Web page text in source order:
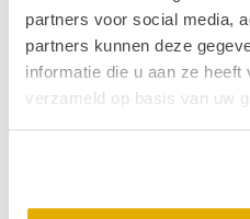
partners voor social media,
partners kunnen deze
informatie die u aan ze
verzameld op basis van uw
Het is dan ook fijn om te
organisaties en mensen
je voor hebben. Zonder
vermogen verliest het